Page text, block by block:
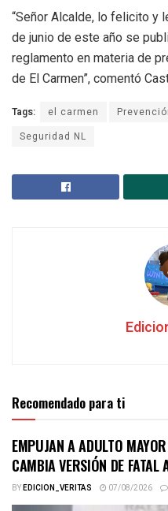
“Señor Alcalde, lo felicito y
de junio de este año se
reglamento en materia de
de El Carmen”, comentó
Tags: el carmen
Seguridad NL
Recomendado para ti
EMPUJAN A ADULTO
CAMBIA VERSIÓN DE FATAL
BYEDICION_VERITAS 07/08/2026